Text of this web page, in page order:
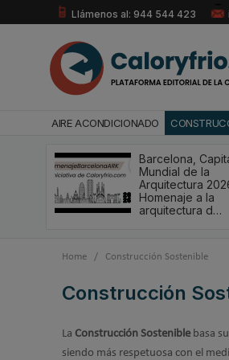
Llámenos al: 944 544 423
AIRE ACONDICIONADO
Barcelona,
Mundial de la
Arquitectura
Homenaje a la
arquitectura d…
Home / Construcción Sostenible
Construcción
La Construcción Sosteniblebasa
siendo más respetuosa con el